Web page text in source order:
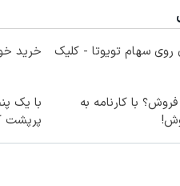
روی سهام تویوتا - کلیک
خرید
فروش؟ با کارنامه به
با یک
پرپشت